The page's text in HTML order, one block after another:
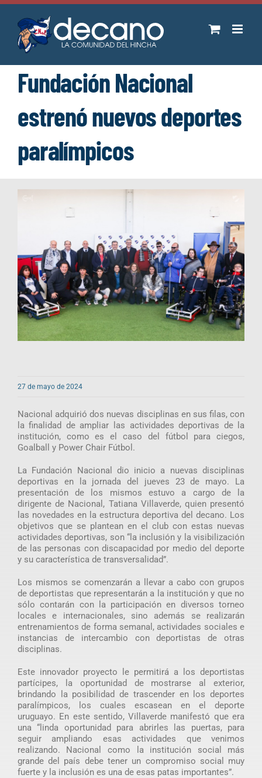
Saltar
contenido
Fundación Nacional
estrenó nuevos deportes
paralímpicos
27 de mayo de 2024
Nacional adquirió dos nuevas disciplinas en sus filas, con
la finalidad de ampliar las actividades deportivas de la
institución, como es el caso del fútbol para ciegos,
Goalball y Power Chair Fútbol.
La Fundación Nacional dio inicio a nuevas disciplinas
deportivas en la jornada del jueves 23 de mayo. La
presentación de los mismos estuvo a cargo de la
dirigente de Nacional, Tatiana Villaverde, quien presentó
las novedades en la estructura deportiva del decano. Los
objetivos que se plantean en el club con estas nuevas
actividades deportivas, son “la inclusión y la visibilización
de las personas con discapacidad por medio del deporte
y su característica de transversalidad”.
Los mismos se comenzarán a llevar a cabo con grupos
de deportistas que representarán a la institución y que no
sólo contarán con la participación en diversos torneo
locales e internacionales, sino además se realizarán
entrenamientos de forma semanal, actividades sociales e
instancias de intercambio con deportistas de otras
disciplinas.
Este innovador proyecto le permitirá a los deportistas
partícipes, la oportunidad de mostrarse al exterior,
brindando la posibilidad de trascender en los deportes
paralímpicos, los cuales escasean en el deporte
uruguayo. En este sentido, Villaverde manifestó que era
una “linda oportunidad para abrirles las puertas, para
seguir ampliando esas actividades que venimos
realizando. Nacional como la institución social más
grande del país debe tener un compromiso social muy
fuerte y la inclusión es una de esas patas importantes”.